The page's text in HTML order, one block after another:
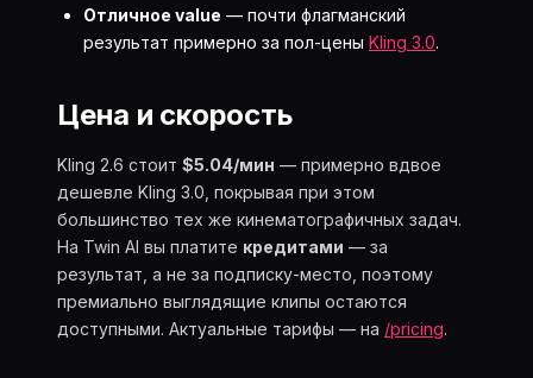
Отличное value — почти флагманский
результат примерно за пол-цены Kling 3.0.
Цена и скорость
Kling 2.6 стоит $5.04/мин — примерно вдвое
дешевле Kling 3.0, покрывая при этом
большинство тех же кинематографичных задач.
На Twin AI вы платите кредитами — за
результат, а не за подписку-место, поэтому
премиально выглядящие клипы остаются
доступными. Актуальные тарифы — на /pricing.